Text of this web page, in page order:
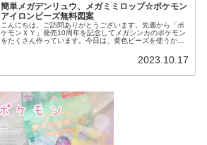
簡単メガデンリュウ、メガミミロップ☆ポケモン
アイロンビーズ無料図案
こんにちは。ご訪問ありがとうございます。先週から「ポ
ケモンＸＹ」発売10周年を記念してメガシンカのポケモン
をたくさん作っています。今日は、黄色ビーズを使うかわ
2023.10.17